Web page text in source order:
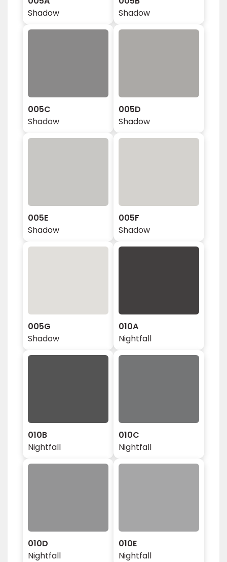
Shadow
Shadow
005C
Shadow
005D
Shadow
005E
Shadow
005F
Shadow
005G
Shadow
010A
Nightfall
010B
Nightfall
010C
Nightfall
010D
Nightfall
010E
Nightfall